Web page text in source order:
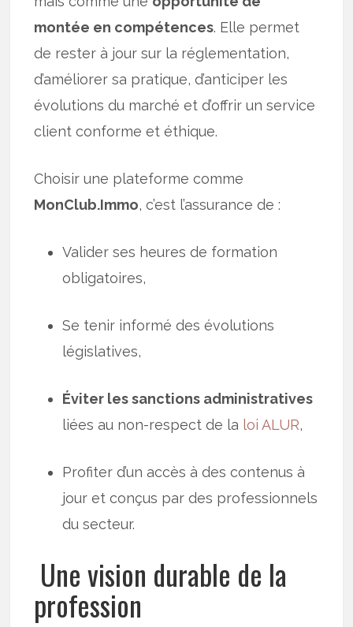
montée en compétences. Elle permet
de rester à jour sur la réglementation,
d’améliorer sa pratique, d’anticiper les
évolutions du marché et d’offrir un service
client conforme et éthique.
Choisir une plateforme comme
MonClub.Immo, c’est l’assurance de :
Valider ses heures de formation
obligatoires,
Se tenir informé des évolutions
législatives,
Éviter les sanctions administratives
liées au non-respect de la loi ALUR,
Profiter d’un accès à des contenus à
jour et conçus par des professionnels
du secteur.
Une vision durable de la
profession